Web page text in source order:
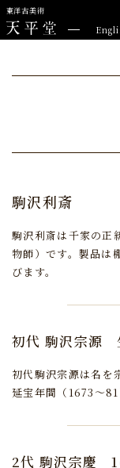
東洋古美術
駒沢利斎
駒沢利斎は千家の正
物師）です。 製品は
びます。
初代 駒沢宗源
初代駒沢宗源は名を
延宝年間（1673～
2代 駒沢宗慶